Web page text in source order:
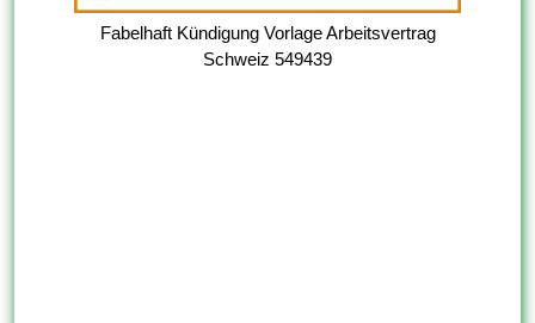
Fabelhaft Kündigung Vorlage Arbeitsvertrag
Schweiz 549439